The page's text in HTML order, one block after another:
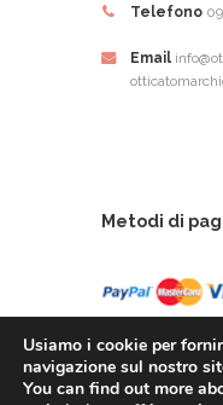
Telefono
Email
Metodi di
Usiamo i cookie per
navigazione sul nostro
You can find out more